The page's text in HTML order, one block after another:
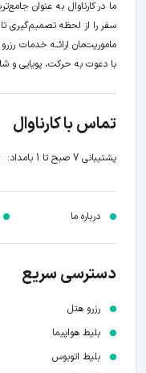
ما در کارناوال به عنوان
سفر را از لحظه‌ تصمیم‌گیری
ماموریت‌مان اراﺋــﻪ خدمات
با دعوت به حرکت، پویایی و
تماس با کارناوال
پشتیبانی 7 صبح تا 1 بامداد:
درباره ما
دسترسی سریع
رزرو هتل
بلیط هواپیما
بلیط اتوبوس